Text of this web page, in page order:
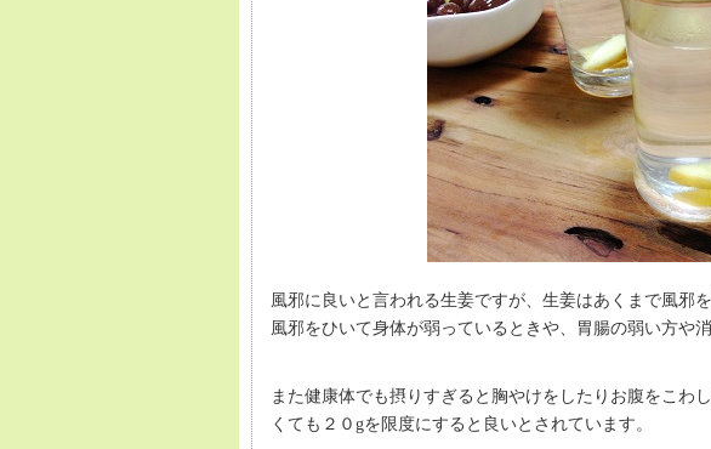
風邪に良いと言われる生姜ですが、生姜はあくまで風邪
風邪をひいて身体が弱っているときや、胃腸の弱い方や
また健康体でも摂りすぎると胸やけをしたりお腹をこわ
くても２０gを限度にすると良いとされています。